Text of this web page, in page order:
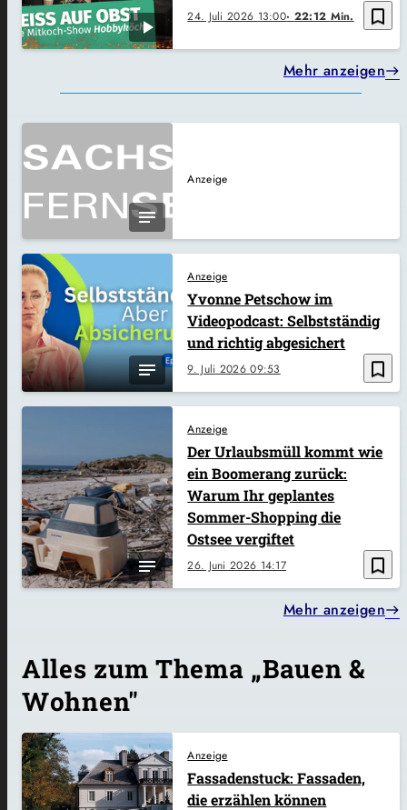
bookmark_border
24. Juli 2026 13:00 22:12 Min.
Mehr anzeigen
Anzeige
bookmark_border
Anzeige
9. Juli 202609:53
Yvonne Petschow im
Videopodcast: Selbstständig
und richtig abgesichert
bookmark_border
Anzeige
26. Juni 2026 14:17
Der Urlaubsmüll kommt wie
ein Boomerang zurück:
Warum Ihr geplantes
Sommer-Shopping die
Ostsee vergiftet
Mehr anzeigen
Alles zum Thema „Bauen &
Wohnen"
Anzeige
Fassadenstuck: Fassaden,
die erzählen können